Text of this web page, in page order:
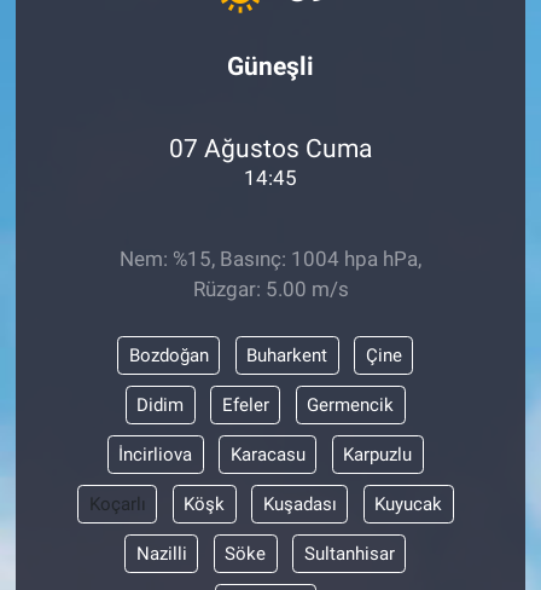
Güneşli
07 Ağustos Cuma
14:45
Nem: %15, Basınç: 1004 hpa hPa,
Rüzgar: 5.00 m/s
Bozdoğan Buharkent Çine
Didim Efeler Germencik
İncirliova Karacasu Karpuzlu
Koçarlı Köşk Kuşadası Kuyucak
Nazilli Söke Sultanhisar